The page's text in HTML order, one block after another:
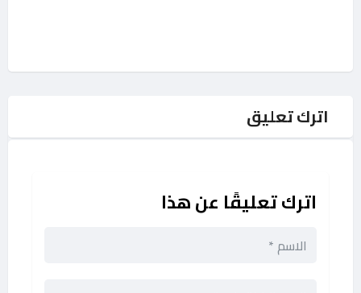
اترك تعليق
اترك تعليقًا عن هذا